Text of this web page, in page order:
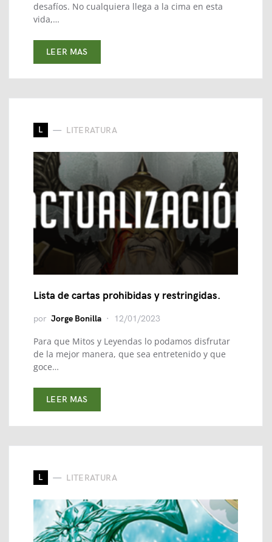
desafíos. No cualquiera llega a la cima en esta
vida,…
LEER MAS
L LITERATURA
Lista de cartas prohibidas y restringidas.
por Jorge Bonilla 12/01/2023
Para que Mitos y Leyendas lo podamos disfrutar
de la mejor manera, que sea entretenido y que
goce…
LEER MAS
L LITERATURA